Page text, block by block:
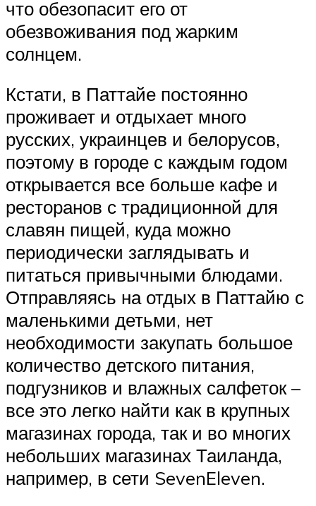
что обезопасит его от
обезвоживания под жарким
солнцем.
Кстати, в Паттайе постоянно
проживает и отдыхает много
русских, украинцев и белорусов,
поэтому в городе с каждым годом
открывается все больше кафе и
ресторанов с традиционной для
славян пищей, куда можно
периодически заглядывать и
питаться привычными блюдами.
Отправляясь на отдых в Паттайю с
маленькими детьми, нет
необходимости закупать большое
количество детского питания,
подгузников и влажных салфеток –
все это легко найти как в крупных
магазинах города, так и во многих
небольших магазинах Таиланда,
например, в сети SevenEleven.